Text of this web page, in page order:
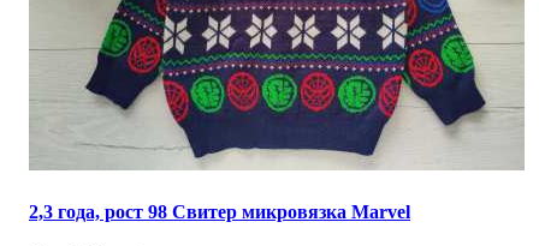
2,3 года, рост 98 Свитер микровязка Marvel